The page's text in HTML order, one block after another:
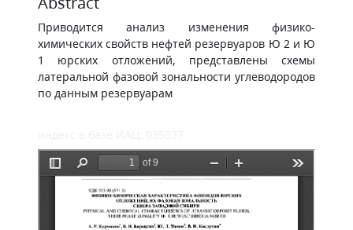
Приводится анализ изменения физико-
химических свойств нефтей резервуаров Ю 2 и Ю
1 юрских отложений, представлены схемы
латеральной фазовой зональности углеводородов
по данным резервуарам